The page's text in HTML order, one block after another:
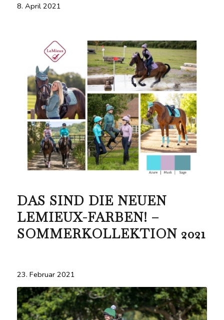
8. April 2021
DAS SIND DIE NEUEN
LEMIEUX-FARBEN! –
SOMMERKOLLEKTION 2021
23. Februar 2021